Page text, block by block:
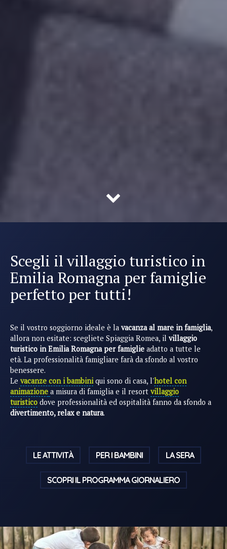
Scegli il villaggio turistico in
Emilia Romagna per famiglie
perfetto per tutti!
Se il vostro soggiorno ideale è la vacanza al mare in famiglia,
allora non esitate: scegliete Spiaggia Romea, il villaggio
turistico in Emilia Romagna per famiglie adatto a tutte le
età. La professionalità famigliare farà da sfondo al vostro
benessere.
Le vacanze con i bambini qui sono di casa, l'hotel con
animazione a misura di famiglia e il resort villaggio
turistico dove professionalità ed ospitalità fanno da sfondo a
divertimento, relax e natura.
LE ATTIVITÀ PER I BAMBINI LA SERA
SCOPRI IL PROGRAMMA GIORNALIERO